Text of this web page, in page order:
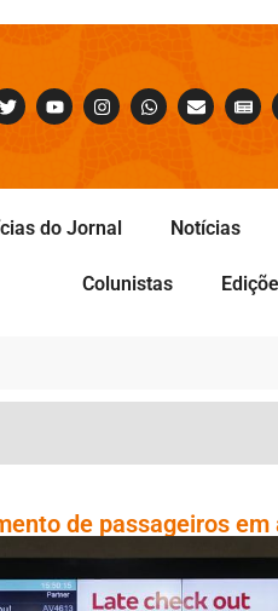
do Jornal Notícias
Colunistas
de passageiros em